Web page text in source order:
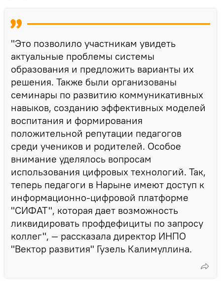
"Это позволило участникам увидеть
актуальные проблемы системы
образования и предложить варианты их
решения. Также были организованы
семинары по развитию коммуникативных
навыков, созданию эффективных моделей
воспитания и формирования
положительной репутации педагогов
среди учеников и родителей. Особое
внимание уделялось вопросам
использования цифровых технологий. Так,
теперь педагоги в Нарыне имеют доступ к
информационно-цифровой платформе
"СИФАТ", которая дает возможность
ликвидировать профдефициты по запросу
коллег", — рассказала директор ИНПО
"Вектор развития" Гузель Калимуллина.